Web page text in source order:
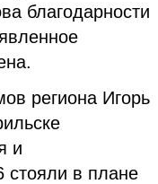
благодарности
региона Игорь
и
в плане